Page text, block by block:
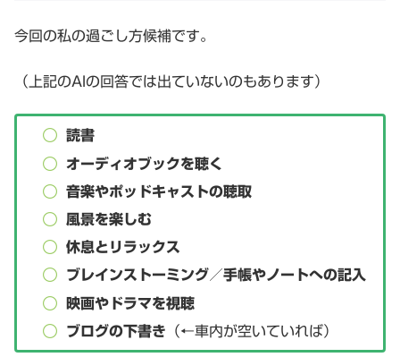
今回の私の過ごし方候補です。
（上記のAIの回答では出ていないのもあります）
読書
オーディオブックを聴く
音楽やポッドキャストの聴取
風景を楽しむ
休息とリラックス
ブレインストーミング／手帳やノートへの記入
映画やドラマを視聴
ブログの下書き （←車内が空いていれば）